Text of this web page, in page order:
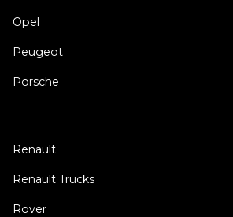
Opel
Peugeot
Porsche
Renault
Renault Trucks
Rover